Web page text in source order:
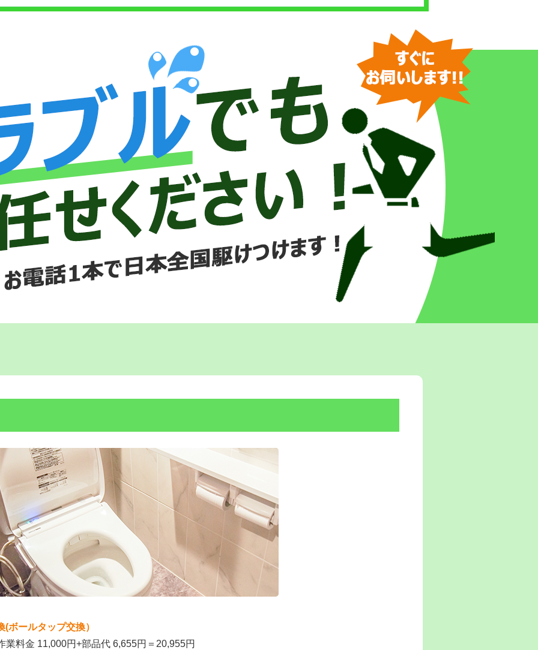
ボールタップ交換）
業料金 11,000円+部品代 6,655円＝20,955円